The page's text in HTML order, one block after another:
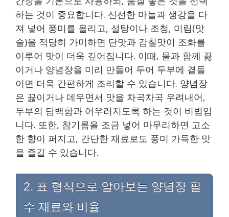
하는 것이 중요합니다. 신선한 마늘과 생강을 다
져 넣어 풍미를 올리고, 설탕이나 조청, 미림(맛
술)을 적당히 가미하면 단맛과 감칠맛이 조화를
이루어 맛이 더욱 깊어집니다. 이때, 물과 함께 끓
이거나 양념장을 미리 만들어 두어 두부에 곁들
이면 더욱 간편하게 조리할 수 있습니다. 양념장
은 끓이거나 데우면서 맛을 차곡차곡 우려내어,
두부의 담백함과 어우러지도록 하는 것이 비법입
니다. 또한, 참기름을 조금 넣어 마무리하면 고소
한 향이 퍼지고, 간단한 재료로도 풍미 가득한 맛
을 즐길 수 있습니다.
2. 표 형식으로 알아보는 양념장 필
수 재료와 비율